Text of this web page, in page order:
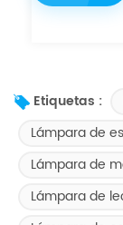
Etiquetas :
Lámpara de
Lámpara de
Lámpara de